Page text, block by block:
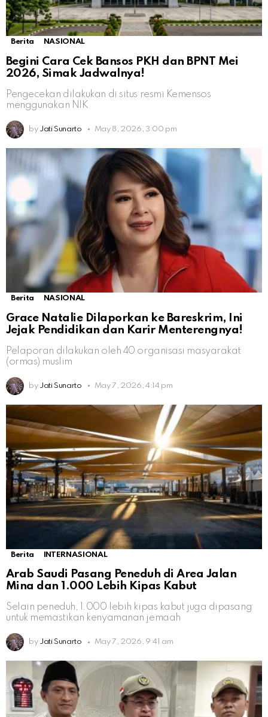
Berita NASIONAL
Begini Cara Cek Bansos PKH dan BPNT Mei
2026, Simak Jadwalnya!
Pengecekan dilakukan di situs resmi Kemensos
menggunakan NIK
by Jati Sunarto May 8, 2026, 3:00 pm
Berita NASIONAL
Grace Natalie Dilaporkan ke Bareskrim, Ini
Jejak Pendidikan dan Karir Menterengnya!
Pelaporan dilakukan oleh 40 organisasi masyarakat
(ormas) muslim
by Jati Sunarto May 7, 2026, 4:14 pm
Berita INTERNASIONAL
Arab Saudi Pasang Peneduh di Area Jalan
Mina dan 1.000 Lebih Kipas Kabut
Selain peneduh, 1.000 lebih kipas kabut juga dipasang
untuk memastikan kenyamanan jemaah
by Jati Sunarto May 7, 2026, 9:41 am